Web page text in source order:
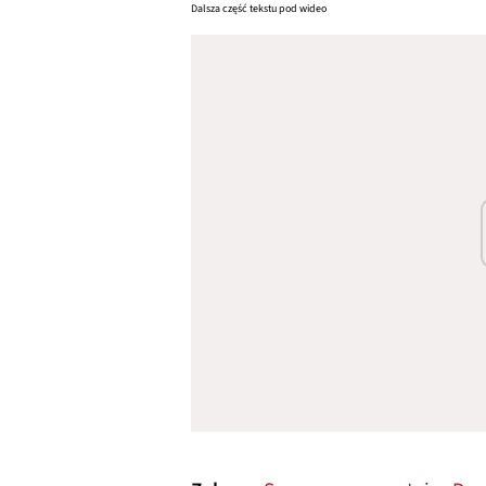
Dalsza część tekstu pod wideo